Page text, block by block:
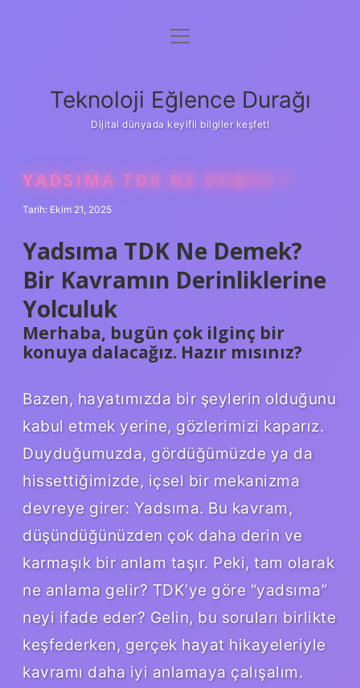
Anasayfa
Yasal Uyarı
menüyü
Teknoloji Eğlence Durağı
Dijital dünyada keyifli bilgiler keşfet!
YADSIMA TDK NE DEMEK ?
Tarih: Ekim 21, 2025
Yadsıma TDK Ne Demek?
Bir Kavramın Derinliklerine
Yolculuk
Merhaba, bugün çok ilginç bir
konuya dalacağız. Hazır mısınız?
Bazen, hayatımızda bir şeylerin olduğunu
kabul etmek yerine, gözlerimizi kaparız.
Duyduğumuzda, gördüğümüzde ya da
hissettiğimizde, içsel bir mekanizma
devreye girer: Yadsıma. Bu kavram,
düşündüğünüzden çok daha derin ve
karmaşık bir anlam taşır. Peki, tam olarak
ne anlama gelir? TDK’ye göre “yadsıma”
neyi ifade eder? Gelin, bu soruları birlikte
keşfederken, gerçek hayat hikayeleriyle
kavramı daha iyi anlamaya çalışalım.